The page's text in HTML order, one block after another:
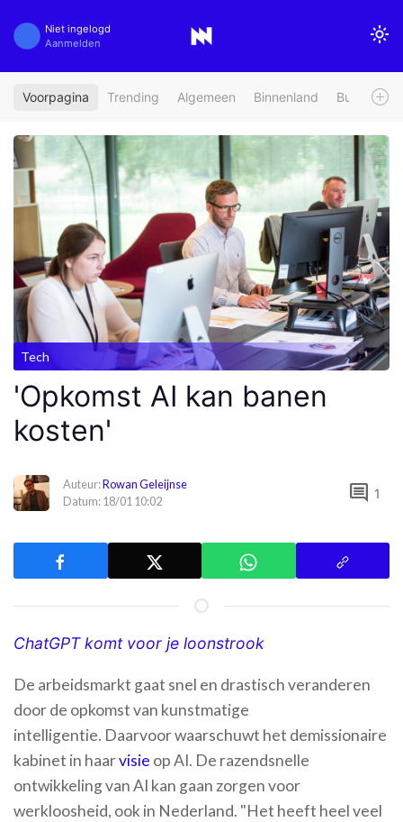
Niet ingelogd
Aanmelden
Voorpagina Trending Algemeen Binnenland Buitenland
Tech
'Opkomst AI kan banen
kosten'
Auteur:Rowan Geleijnse
Datum: 18/01 10:02
comment 1
ChatGPT komt voor je loonstrook
De arbeidsmarkt gaat snel en drastisch veranderen
door de opkomst van kunstmatige
intelligentie. Daarvoor waarschuwt het demissionaire
kabinet in haarvisie op AI. De razendsnelle
ontwikkeling van AI kan gaan zorgen voor
werkloosheid, ook in Nederland. "Het heeft heel veel